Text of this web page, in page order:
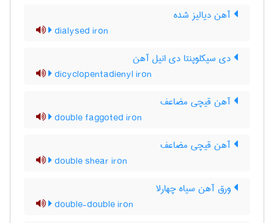
آهن دیالیز شده
dialysed iron
دی سیکلوپنتا دی انیل آهن
dicyclopentadienyl iron
آهن قیچی مضاعف
double faggoted iron
آهن قیچی مضاعف
double shear iron
ورق آهن سیاه چهارلا
double-double iron